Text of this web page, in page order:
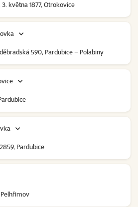
května 1877, Otrokovice
590, Pardubice – Polabiny
Pardubice